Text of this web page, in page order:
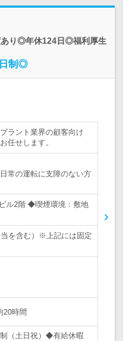
あり◎年休124日◎福利厚生
日制◎
ラント業界の顧客向け
任せします。
常の運転に支障のない方
ル2階 ◆喫煙環境：敷地
当を含む）※上記には固定
20時間
（土日祝）◆有給休暇